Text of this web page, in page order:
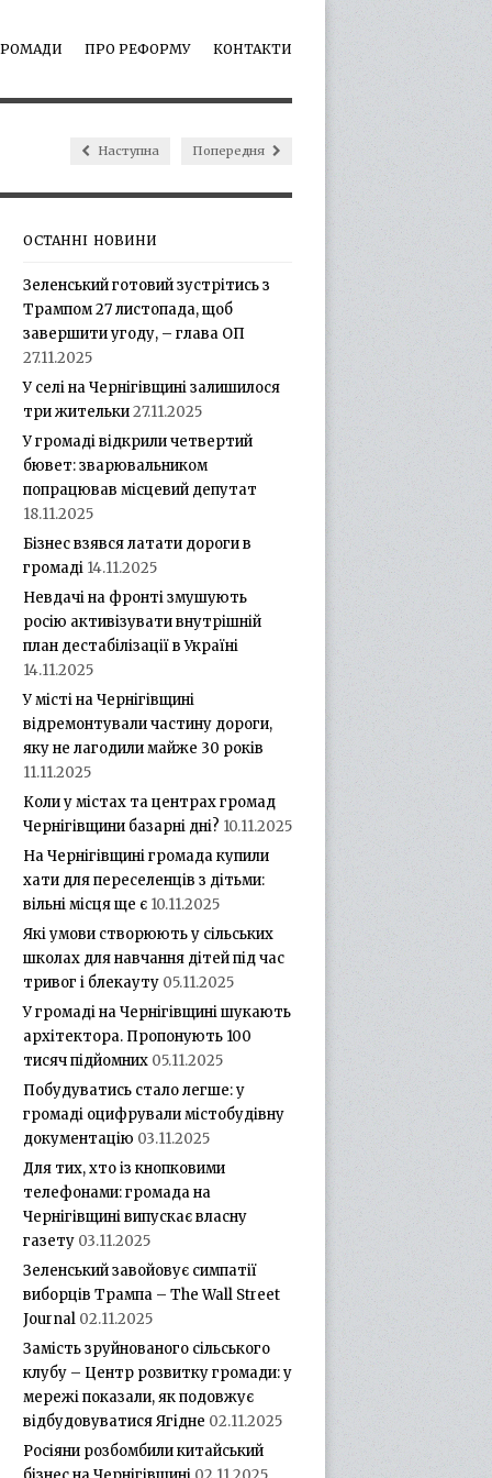
ПРО РЕФОРМУ КОНТАКТИ
Наступна Попередня
ОСТАННІ НОВИНИ
Зеленський готовий зустрітись з
Трампом 27 листопада, щоб
завершити угоду, – глава ОП
27.11.2025
У селі на Чернігівщині залишилося
три жительки27.11.2025
У громаді відкрили четвертий
бювет: зварювальником
попрацював місцевий депутат
18.11.2025
Бізнес взявся латати дороги в
громаді 14.11.2025
Невдачі на фронті змушують
росію активізувати внутрішній
план дестабілізації в Україні
14.11.2025
У місті на Чернігівщині
відремонтували частину дороги,
яку не лагодили майже 30 років
11.11.2025
Коли у містах та центрах громад
Чернігівщини базарні дні? 10.11.2025
На Чернігівщині громада купили
хати для переселенців з дітьми:
вільні місця ще є 10.11.2025
Які умови створюють у сільських
школах для навчання дітей під час
тривог і блекауту 05.11.2025
У громаді на Чернігівщині шукають
архітектора. Пропонують 100
тисяч підйомних 05.11.2025
Побудуватись стало легше: у
громаді оцифрували містобудівну
документацію 03.11.2025
Для тих, хто із кнопковими
телефонами: громада на
Чернігівщині випускає власну
газету 03.11.2025
Зеленський завойовує симпатії
виборців Трампа – The Wall Street
Journal 02.11.2025
Замість зруйнованого сільського
клубу – Центр розвитку громади: у
мережі показали, як подовжує
відбудовуватися Ягідне 02.11.2025
Росіяни розбомбили китайський